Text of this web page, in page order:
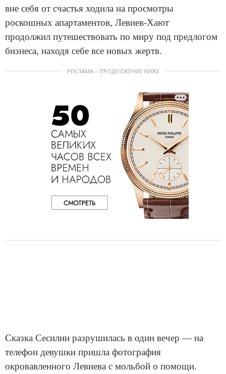
вне себя от счастья ходила на просмотры
роскошных апартаментов, Левиев-Хают
продолжил путешествовать по миру под предлогом
бизнеса, находя себе все новых жертв.
РЕКЛАМА – ПРОДОЛЖЕНИЕ НИЖЕ
Сказка Сесилии разрушилась в один вечер — на
телефон девушки пришла фотография
окровавленного Левиева с мольбой о помощи.